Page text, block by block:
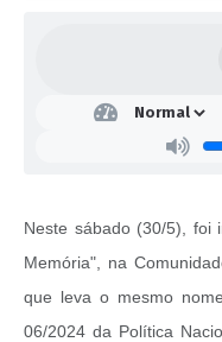
Neste sábado (30/5), foi
Memória", na
que leva o mesmo
06/2024 da Política